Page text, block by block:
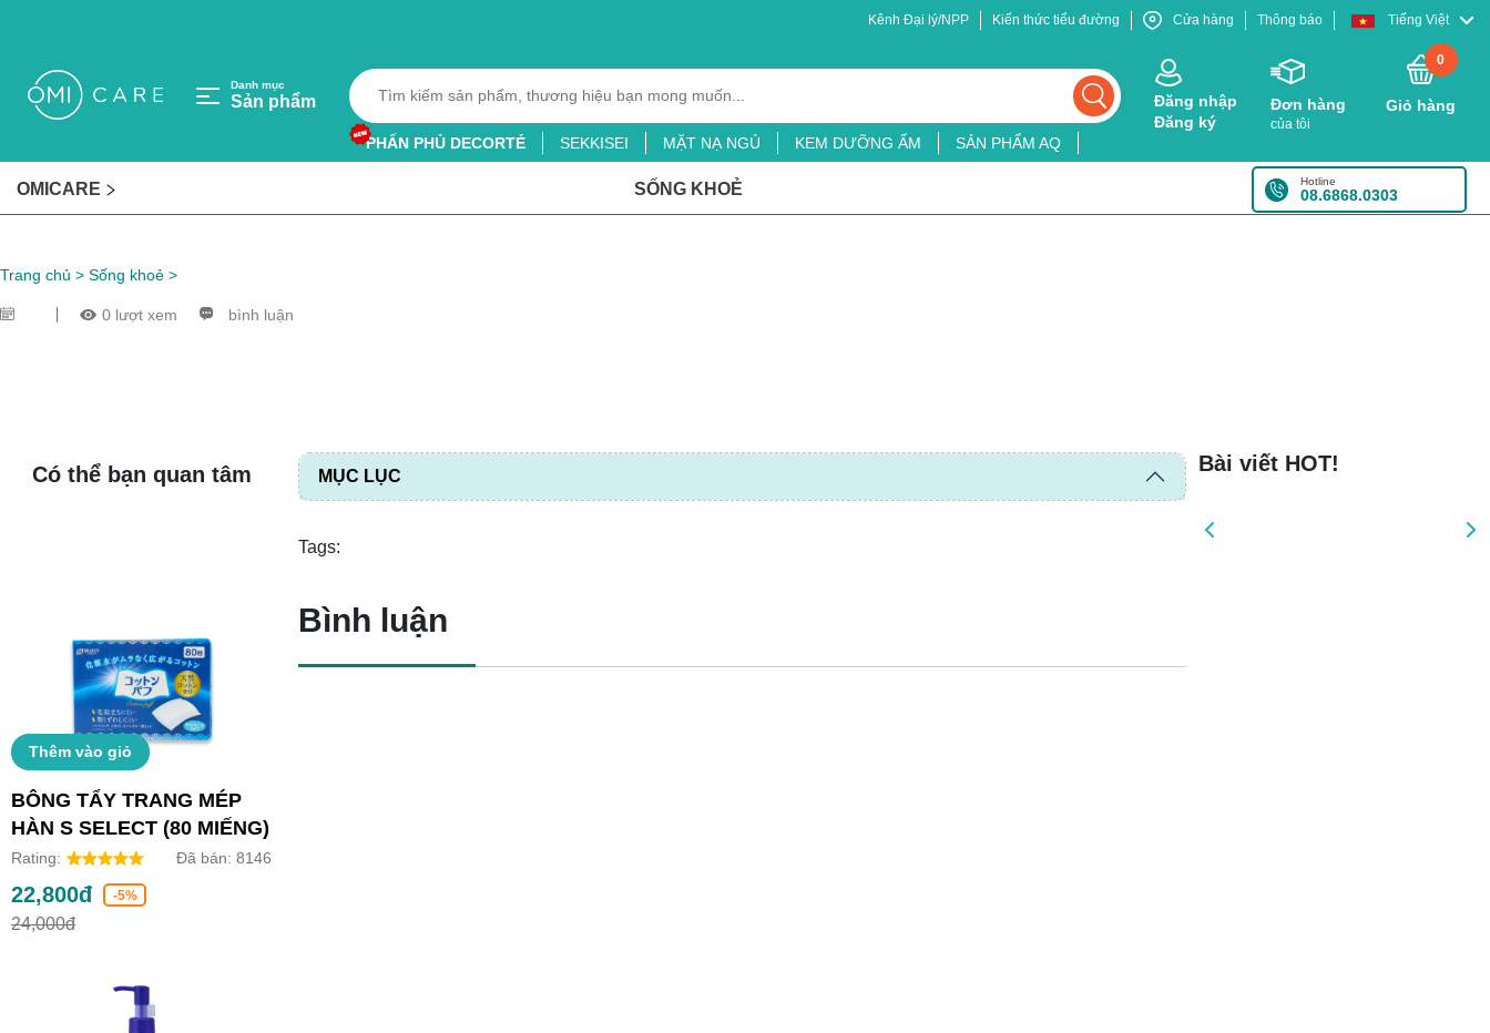
Kênh Đại lý/NPP Kiến thức tiểu đường Cửa hàng Thông báo Tiếng Việt
Danh mục
Sản phẩm
PHẤN PHỦ DECORTÉ SEKKISEI MẶT NẠ NGỦ KEM DƯỠNG ẨM
SẢN PHẨM AQ
BỘT LÁ ĐẠI MẠCH
Đăng nhập
Đăng ký
Đơn hàng
của tôi
0
Giỏ hàng
OMICARE SỐNG KHOẺ Hotline
08.6868.0303
Trang chủ > Sống khoẻ >
0 lượt xem bình luận
Có thể bạn quan tâm
Thêm vào giỏ
BÔNG TẨY TRANG MÉP
HÀN S SELECT (80 MIẾNG)
Rating: Đã bán: 8146
22,800đ -5%
24,000đ
MỤC LỤC
Tags:
Bình luận
Bài viết HOT!